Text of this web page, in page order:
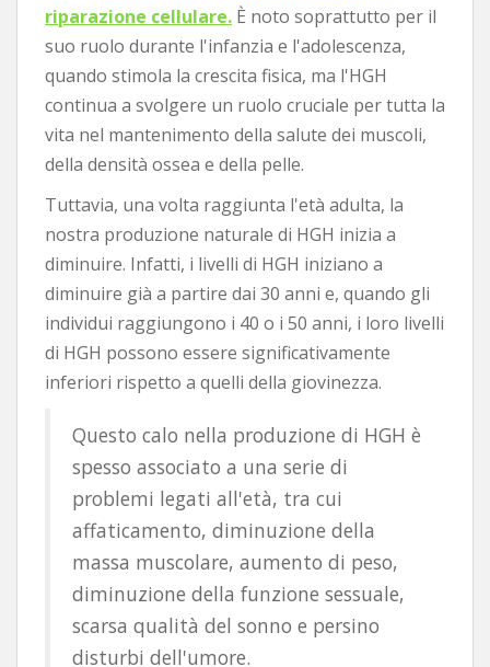
riparazione cellulare. È noto soprattutto per il
suo ruolo durante l'infanzia e l'adolescenza,
quando stimola la crescita fisica, ma l'HGH
continua a svolgere un ruolo cruciale per tutta la
vita nel mantenimento della salute dei muscoli,
della densità ossea e della pelle.
Tuttavia, una volta raggiunta l'età adulta, la
nostra produzione naturale di HGH inizia a
diminuire. Infatti, i livelli di HGH iniziano a
diminuire già a partire dai 30 anni e, quando gli
individui raggiungono i 40 o i 50 anni, i loro livelli
di HGH possono essere significativamente
inferiori rispetto a quelli della giovinezza.
Questo calo nella produzione di HGH è
spesso associato a una serie di
problemi legati all'età, tra cui
affaticamento, diminuzione della
massa muscolare, aumento di peso,
diminuzione della funzione sessuale,
scarsa qualità del sonno e persino
disturbi dell'umore.